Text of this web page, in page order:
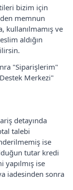
bizim için
memnun
kullanılmamış ve
aldığın
"Siparişlerim"
Merkezi"
detayında
talebi
ise
tutar kredi
ise
iadesinden sonra